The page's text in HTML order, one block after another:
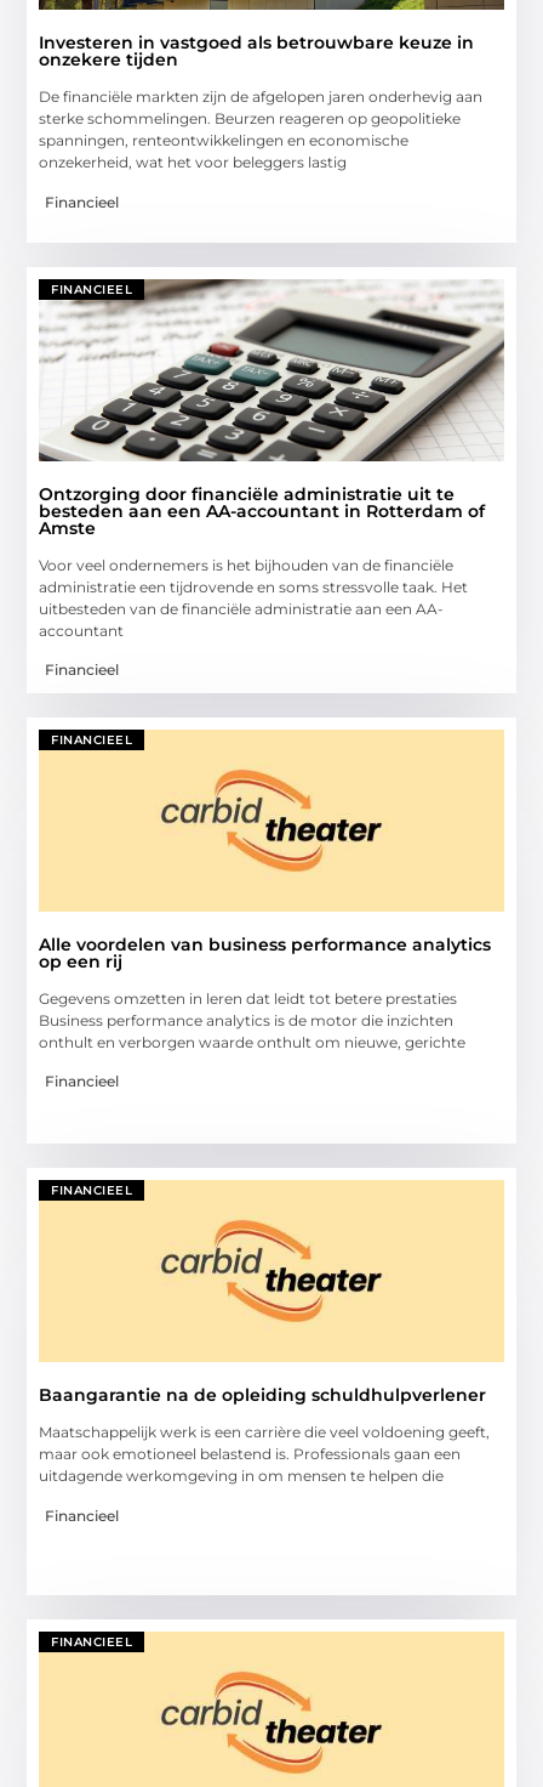
Investeren in vastgoed als betrouwbare keuze in
onzekere tijden
De financiële markten zijn de afgelopen jaren onderhevig aan
sterke schommelingen. Beurzen reageren op geopolitieke
spanningen, renteontwikkelingen en economische
onzekerheid, wat het voor beleggers lastig
Financieel
FINANCIEEL
Ontzorging door financiële administratie uit te
besteden aan een AA-accountant in Rotterdam of
Amste
Voor veel ondernemers is het bijhouden van de financiële
administratie een tijdrovende en soms stressvolle taak. Het
uitbesteden van de financiële administratie aan een AA-
accountant
Financieel
FINANCIEEL
Alle voordelen van business performance analytics
op een rij
Gegevens omzetten in leren dat leidt tot betere prestaties
Business performance analytics is de motor die inzichten
onthult en verborgen waarde onthult om nieuwe, gerichte
Financieel
FINANCIEEL
Baangarantie na de opleiding schuldhulpverlener
Maatschappelijk werk is een carrière die veel voldoening geeft,
maar ook emotioneel belastend is. Professionals gaan een
uitdagende werkomgeving in om mensen te helpen die
Financieel
FINANCIEEL